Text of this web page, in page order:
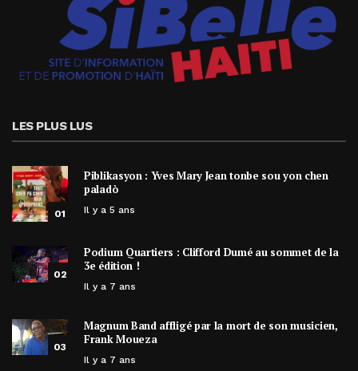
LES PLUS LUS
01
Piblikasyon : Yves Mary Jean tonbe sou yon chen
paladò
Il y a 5 ans
02
Podium Quartiers : Clifford Dumé au sommet de la
3e édition !
Il y a 7 ans
03
Magnum Band affligé par la mort de son musicien,
Frank Moueza
Il y a 7 ans